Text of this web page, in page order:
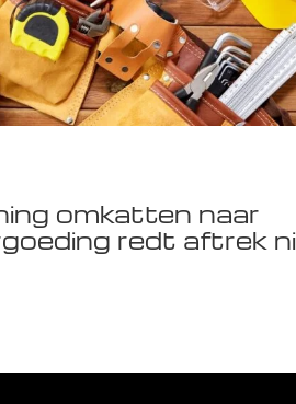
omkatten naar
redt aftrek